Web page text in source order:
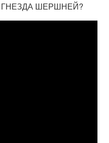
ШЕРШНЕЙ?